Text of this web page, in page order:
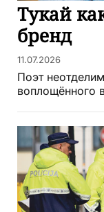
Тукай
бренд
11.07.2026
Поэт
воплощённого